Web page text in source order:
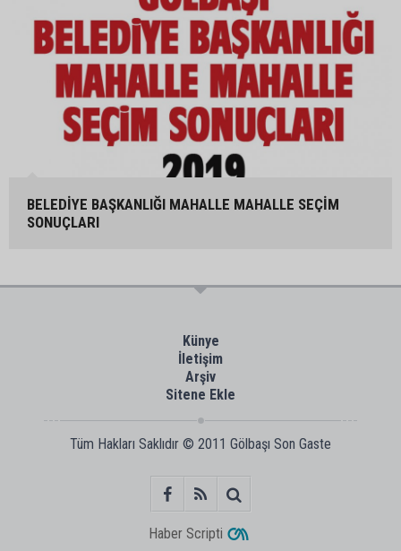
BELEDİYE BAŞKANLIĞI MAHALLE MAHALLE SEÇİM
SONUÇLARI
Künye
İletişim
Arşiv
Sitene Ekle
Tüm Hakları Saklıdır © 2011 Gölbaşı Son Gaste
Haber Scripti